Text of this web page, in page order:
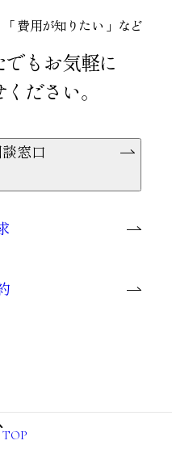
費用が知りたい 」など
もお気軽に
ださい。
窓口
TOP